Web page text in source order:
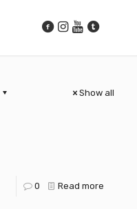
Show all
0 Read more